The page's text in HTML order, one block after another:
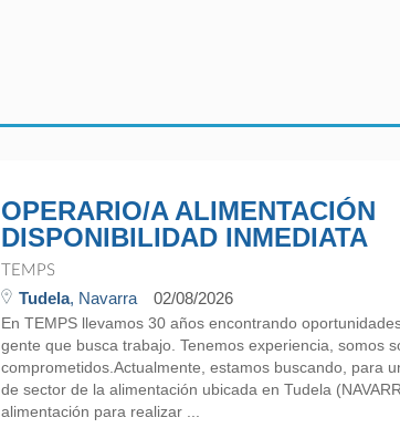
OPERARIO/A ALIMENTACIÓN
DISPONIBILIDAD INMEDIATA
TEMPS
Tudela, Navarra 02/08/2026
En TEMPS llevamos 30 años encontrando
gente que busca trabajo. Tenemos experiencia, somos
comprometidos.Actualmente, estamos buscando, para
de sector de la alimentación ubicada en Tudela
alimentación para realizar ...